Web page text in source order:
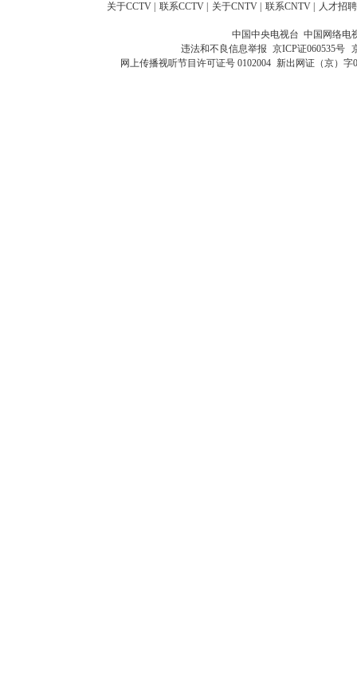
关于CCTV 联系CCTV 关于CNTV 联系CNTV 人才招聘
中国中央电视台 中国网络电
违法和不良信息举报 京ICP证060535号
网上传播视听节目许可证号 0102004 新出网证（京）